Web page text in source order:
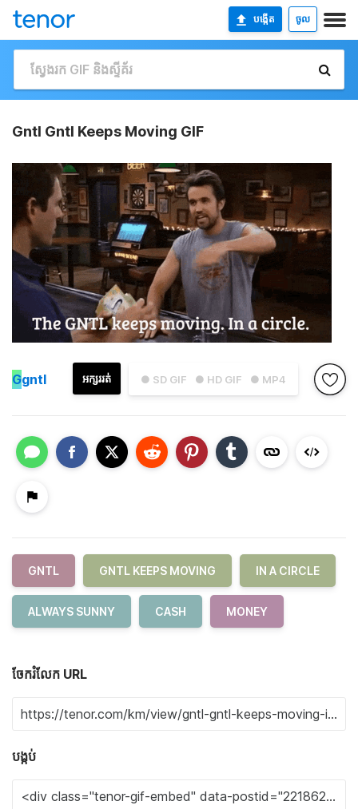
បង្កើត ចូល
Gntl Gntl Keeps Moving GIF
● SD GIF ● HD GIF ● MP4
អក្សររត់
Ggntl
GNTL GNTL KEEPS MOVING IN A CIRCLE
ALWAYS SUNNY CASH MONEY
ចែករំលែក URL
បង្កប់